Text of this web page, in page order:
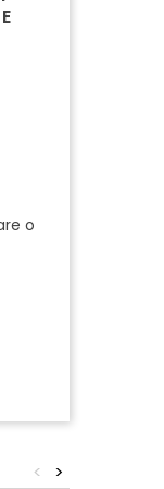
o
>
<